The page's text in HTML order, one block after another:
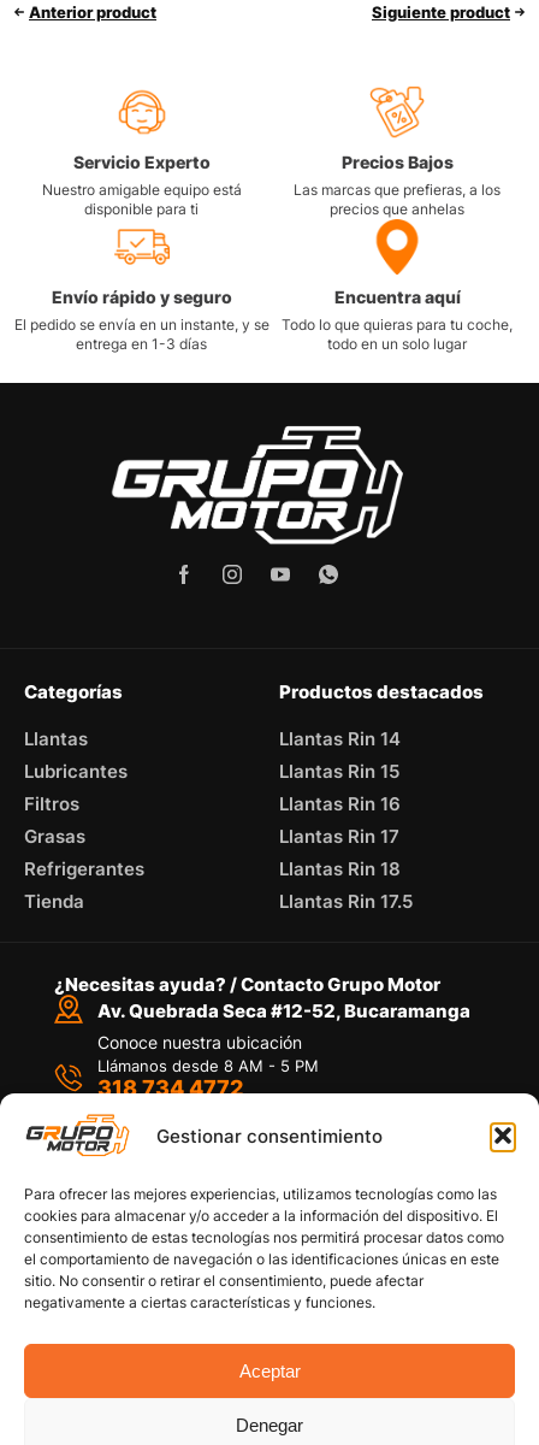
Gestionar consentimiento
Para ofrecer las mejores experiencias, utilizamos tecnologías como las
cookies para almacenar y/o acceder a la información del dispositivo. El
consentimiento de estas tecnologías nos permitirá procesar datos como
el comportamiento de navegación o las identificaciones únicas en este
sitio. No consentir o retirar el consentimiento, puede afectar
negativamente a ciertas características y funciones.
Aceptar
Denegar
Anterior product Siguiente product
Servicio Experto
Nuestro amigable equipo está
disponible para ti
Precios Bajos
Las marcas que prefieras, a los
precios que anhelas
Envío rápido y seguro
El pedido se envía en un instante, y se
entrega en 1-3 días
Encuentra aquí
Todo lo que quieras para tu coche,
todo en un solo lugar
Categorías
Llantas
Lubricantes
Filtros
Grasas
Refrigerantes
Tienda
Productos destacados
Llantas Rin 14
Llantas Rin 15
Llantas Rin 16
Llantas Rin 17
Llantas Rin 18
Llantas Rin 17.5
¿Necesitas ayuda? / Contacto Grupo Motor
Av. Quebrada Seca #12-52, Bucaramanga
Conoce nuestra ubicación
Llámanos desde 8 AM - 5 PM
318 734 4772
Por medio de WhatsApp
Copyright © 2026 Grupo Motor S.A.S. Todos los
Políticas de privacidad
Política de devoluciones y/o reembolsos
Términos y Condiciones